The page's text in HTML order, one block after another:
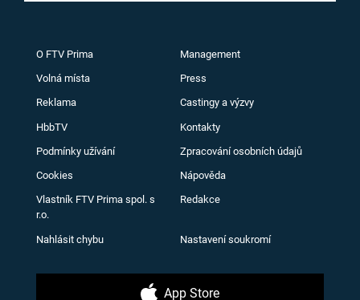
O FTV Prima Management
Volná místa Press
Reklama Castingy a výzvy
HbbTV Kontakty
Podmínky užívání Zpracování osobních údajů
Cookies Nápověda
Vlastník FTV Prima spol. s
r.o.
Redakce
Nahlásit chybu Nastavení soukromí
App Store